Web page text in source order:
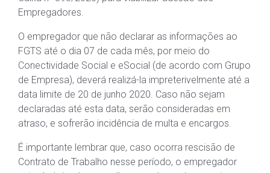
Empregadores.
O empregador que não declarar as informações ao
FGTS até o dia 07 de cada mês, por meio do
Conectividade Social e eSocial (de acordo com Grupo
de Empresa), deverá realizá-la impreterivelmente até a
data limite de 20 de junho 2020. Caso não sejam
declaradas até esta data, serão consideradas em
atraso, e sofrerão incidência de multa e encargos.
É importante lembrar que, caso ocorra rescisão de
Contrato de Trabalho nesse período, o empregador